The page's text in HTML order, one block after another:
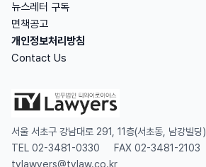
뉴스레터 구독
면책공고
개인정보처리방침
Contact Us
서울 서초구 강남대로 291, 11층(서초동, 남강빌딩)
TEL 02-3481-0330
FAX 02-3481-2103
tylawyers@tylaw.co.kr